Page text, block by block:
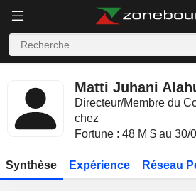
Matti Juhani
Directeur/Membre du
chez
Fortune : 48 M $ au 30/
Synthèse Expérience Réseau